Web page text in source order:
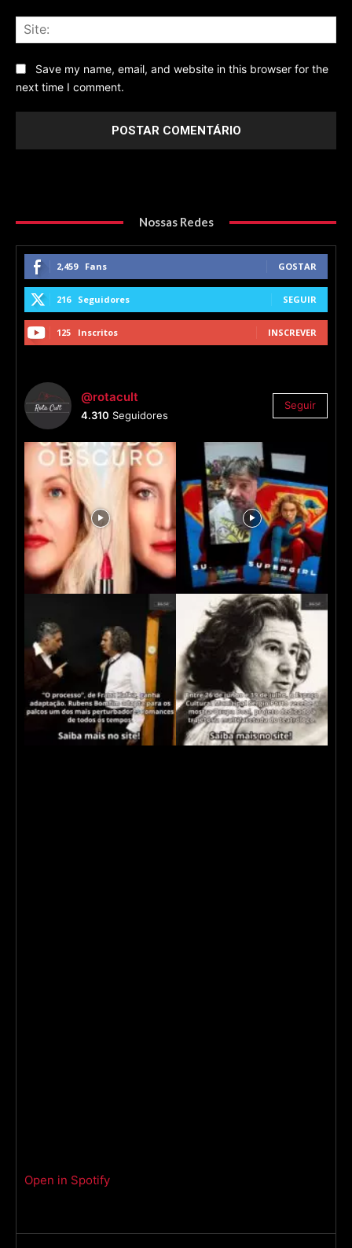
Save my name, email, and website in this browser for the
next time I comment.
Nossas Redes
2,459 Fans GOSTAR
216 Seguidores SEGUIR
125 Inscritos INSCREVER
@rotacult
4.310 Seguidores
Seguir
Open in Spotify